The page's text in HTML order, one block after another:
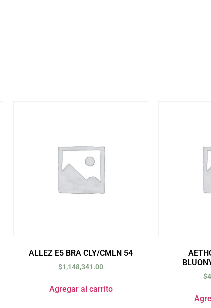
ALLEZ E5 BRA CLY/CMLN 54
$1,148,341.00
Agregar al carrito
$